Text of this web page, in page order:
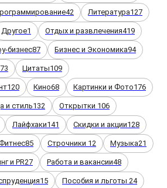
42 Литература127
Другое1 Отдых и развлечения419
бизнес87 Бизнес и Экономика94
Цитаты109
120 Кино68 Картинки и Фото176
и стиль132 Открытки 106
Лайфхаки141 Скидки и акции128
85 Строчники 12 Музыка21
и PR27 Работа и вакансии48
15 Пособия и льготы 24